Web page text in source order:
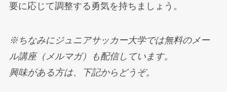
要に応じて調整する勇気を持ちましょう。
※ちなみにジュニアサッカー大学では無料のメー
ル講座（メルマガ）も配信しています。
興味がある方は、下記からどうぞ。